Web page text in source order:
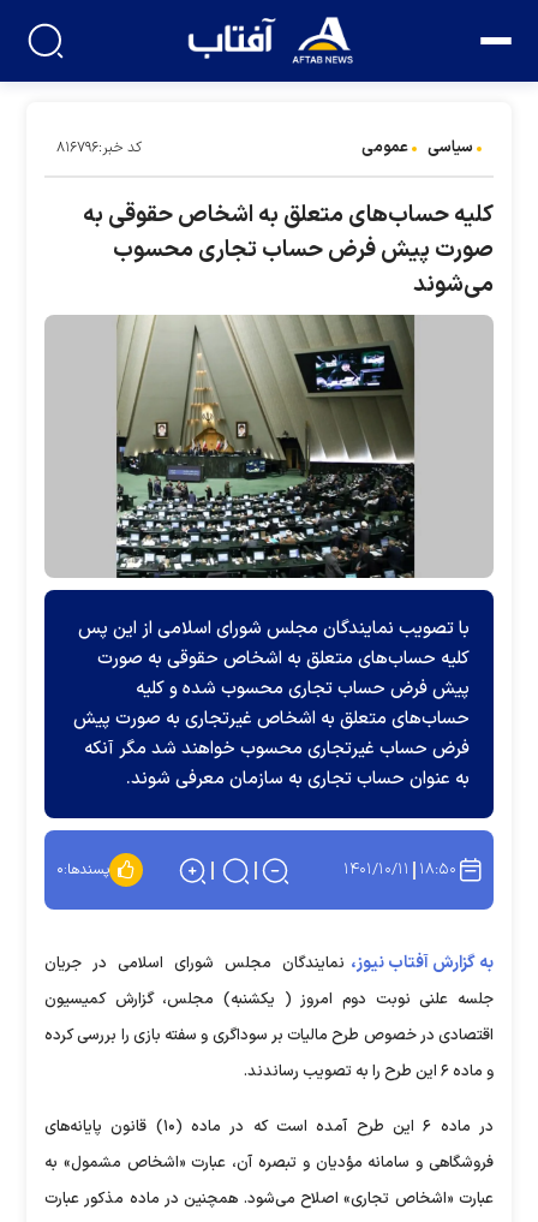
سیاسی عمومی کد خبر:۸۱۶۷۹۶
کلیه حساب‌های متعلق به اشخاص حقوقی به
صورت پیش فرض حساب تجاری محسوب
می‌شوند
با تصویب نمایندگان مجلس شورای اسلامی از این پس
کلیه حساب‌های متعلق به اشخاص حقوقی به صورت
پیش فرض حساب تجاری محسوب شده و کلیه
حساب‌های متعلق به اشخاص غیرتجاری به صورت پیش
فرض حساب غیرتجاری محسوب خواهند شد مگر آنکه
به عنوان حساب تجاری به سازمان معرفی شوند.
۱۸:۵۰ ۱۴۰۱/۱۰/۱۱ پسندها:۰
به گزارش آفتاب نیوز، نمایندگان مجلس شورای اسلامی در جریان
جلسه علنی نوبت دوم امروز ( یکشنبه) مجلس، گزارش کمیسیون
اقتصادی در خصوص طرح مالیات بر سوداگری و سفته بازی را بررسی کرده
و ماده ۶ این طرح را به تصویب رساندند.
در ماده ۶ این طرح آمده است که در ماده (۱۰) قانون پایانه‌های
فروشگاهی و سامانه مؤدیان و تبصره آن، عبارت «اشخاص مشمول» به
عبارت «اشخاص تجاری» اصلاح می‌شود. همچنین در ماده مذکور عبارت